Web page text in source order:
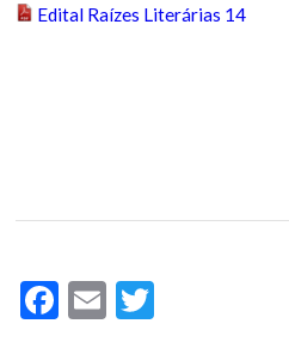
Edital Raízes Literárias 14
Facebook
Email